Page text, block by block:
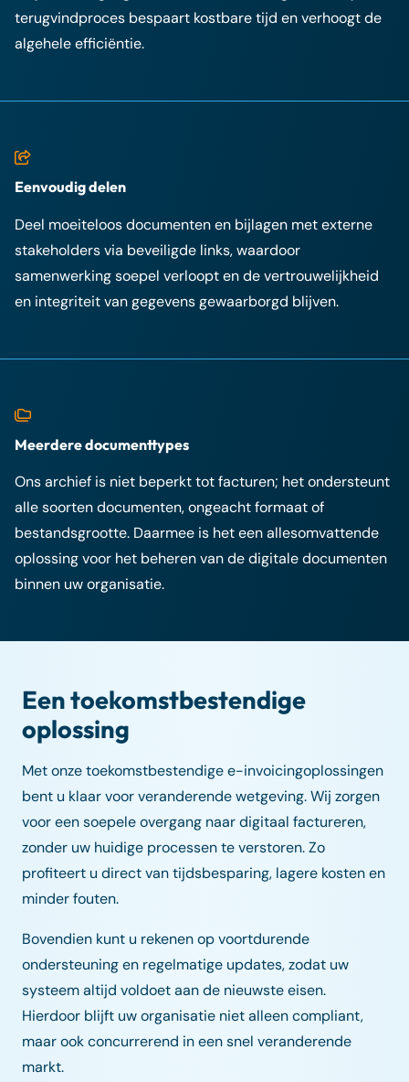
terugvindproces bespaart kostbare tijd en verhoogt de
algehele efficiëntie.
Eenvoudig delen
Deel moeiteloos documenten en bijlagen met externe
stakeholders via beveiligde links, waardoor
samenwerking soepel verloopt en de vertrouwelijkheid
en integriteit van gegevens gewaarborgd blijven.
Meerdere documenttypes
Ons archief is niet beperkt tot facturen; het ondersteunt
alle soorten documenten, ongeacht formaat of
bestandsgrootte. Daarmee is het een allesomvattende
oplossing voor het beheren van de digitale documenten
binnen uw organisatie.
Een toekomstbestendige
oplossing
Met onze toekomstbestendige e-invoicingoplossingen
bent u klaar voor veranderende wetgeving. Wij zorgen
voor een soepele overgang naar digitaal factureren,
zonder uw huidige processen te verstoren. Zo
profiteert u direct van tijdsbesparing, lagere kosten en
minder fouten.
Bovendien kunt u rekenen op voortdurende
ondersteuning en regelmatige updates, zodat uw
systeem altijd voldoet aan de nieuwste eisen.
Hierdoor blijft uw organisatie niet alleen compliant,
maar ook concurrerend in een snel veranderende
markt.